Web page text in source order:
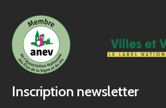
Inscription newsletter